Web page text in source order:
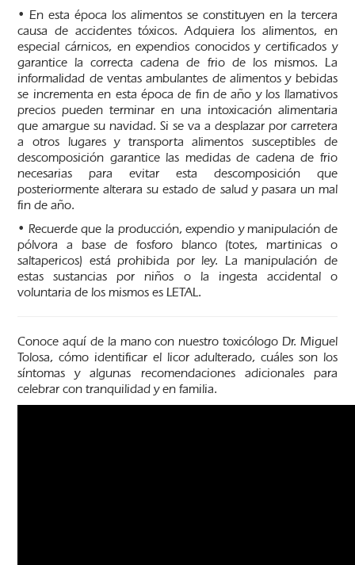
• En esta época los alimentos se constituyen en la tercera
causa de accidentes tóxicos. Adquiera los alimentos, en
especial cárnicos, en expendios conocidos y certificados y
garantice la correcta cadena de frio de los mismos. La
informalidad de ventas ambulantes de alimentos y bebidas
se incrementa en esta época de fin de año y los llamativos
precios pueden terminar en una intoxicación alimentaria
que amargue su navidad. Si se va a desplazar por carretera
a otros lugares y transporta alimentos susceptibles de
descomposición garantice las medidas de cadena de frio
necesarias para evitar esta descomposición que
posteriormente alterara su estado de salud y pasara un mal
fin de año.
• Recuerde que la producción, expendio y manipulación de
pólvora a base de fosforo blanco (totes, martinicas o
saltapericos) está prohibida por ley. La manipulación de
estas sustancias por niños o la ingesta accidental o
voluntaria de los mismos es LETAL.
Conoce aquí de la mano con nuestro toxicólogo Dr. Miguel
Tolosa, cómo identificar el licor adulterado, cuáles son los
síntomas y algunas recomendaciones adicionales para
celebrar con tranquilidad y en familia.